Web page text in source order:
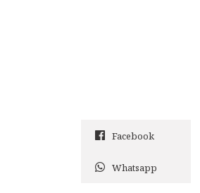
Facebook
Whatsapp